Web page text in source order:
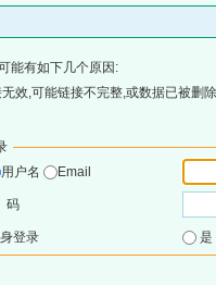
能有如下几个原因:
效,可能链接不完整,或数据已被删
用户名
Email
码
登录